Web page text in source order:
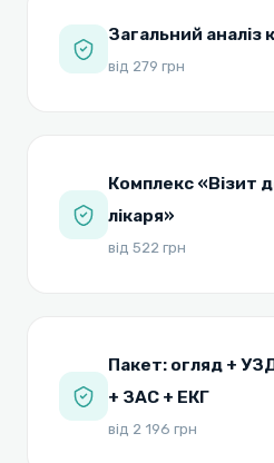
Загальний аналіз
від 279 грн
Комплекс «Візит
лікаря»
від 522 грн
Пакет: огляд +
+ ЗАС + ЕКГ
від 2 196 грн